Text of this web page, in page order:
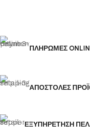
ΠΛΗΡΩΜΕΣ
ΑΠΟΣΤΟΛΕΣ
ΕΞΥΠΗΡΕΤΗΣΗ